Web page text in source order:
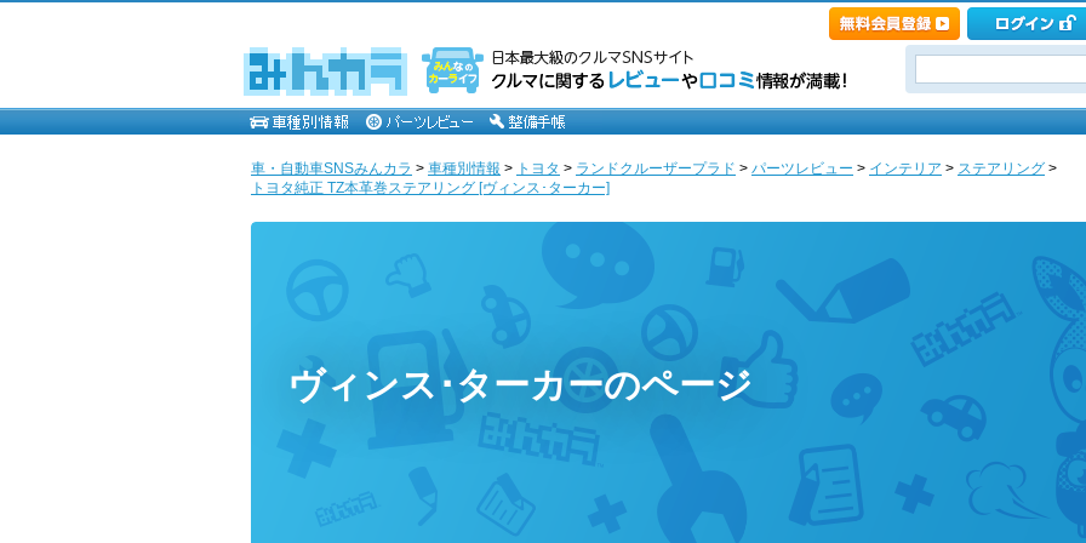
車・自動車SNSみんカラ > 車種別情報 > トヨタ > ランドクルーザープラド > パーツレビュー > インテリア > ステアリング >
トヨタ純正 TZ本革巻ステアリング [ヴィンス･ターカー]
ヴィンス･ターカーのページ